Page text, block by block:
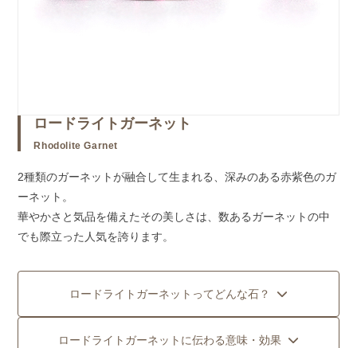
ロードライトガーネット
Rhodolite Garnet
2種類のガーネットが融合して生まれる、深みのある赤紫色のガ
ーネット。
華やかさと気品を備えたその美しさは、数あるガーネットの中
でも際立った人気を誇ります。
ロードライトガーネットってどんな石？
ロードライトガーネットに伝わる意味・効果